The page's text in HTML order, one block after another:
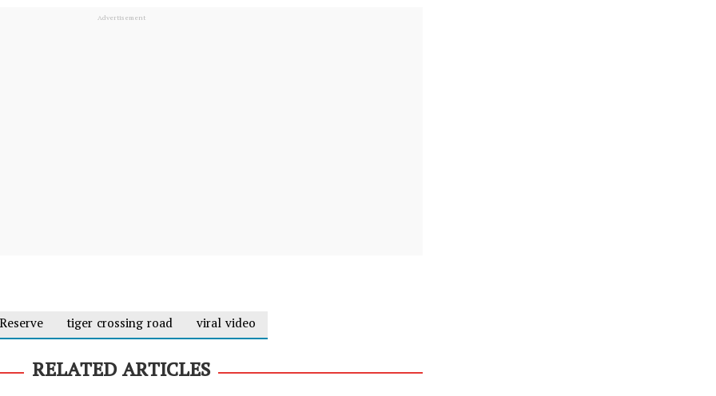
tiger crossing road viral video
RELATED ARTICLES